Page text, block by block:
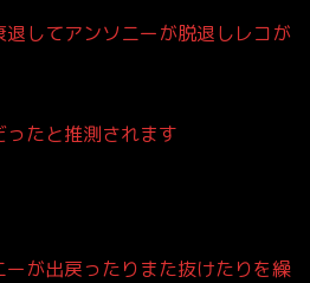
してアンソニーが脱退しレコが
たと推測されます
が出戻ったりまた抜けたりを繰